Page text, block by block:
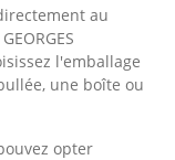
au
l'emballage
une boîte ou
opter